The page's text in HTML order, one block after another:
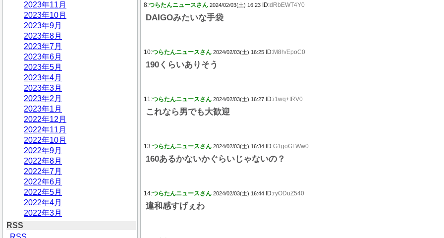
2023年11月
2023年10月
2023年9月
2023年8月
2023年7月
2023年6月
2023年5月
2023年4月
2023年3月
2023年2月
2023年1月
2022年12月
2022年11月
2022年10月
2022年9月
2022年8月
2022年7月
2022年6月
2022年5月
2022年4月
2022年3月
RSS
8:つらたんニュースさん 2024/02/03(土) 16:23 ID:dRbEWT4Y0
DAIGOみたいな手袋
10:つらたんニュースさん 2024/02/03(土) 16:25 ID:M8h/EpoC0
190くらいありそう
11:つらたんニュースさん 2024/02/03(土) 16:27 ID:i1wq+tRV0
これなら男でも大歓迎
13:つらたんニュースさん 2024/02/03(土) 16:34 ID:G1goGLWw0
160あるかないかぐらいじゃないの？
14:つらたんニュースさん 2024/02/03(土) 16:44 ID:ryODuZ540
違和感すげぇわ